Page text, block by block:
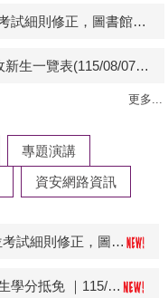
更多...
專題演講
資安網路資訊
【重要通知】配合博碩士學位考試細則修正，圖書館自4/22起實施學位論文授權作業新機制
【公告】115學年度研究所新生學分抵免 ｜115/08/05-115/09/09 中午12:00止